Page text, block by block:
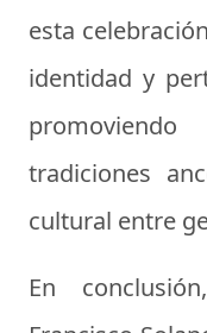
esta
identidad y
tradiciones
cultural entre
En